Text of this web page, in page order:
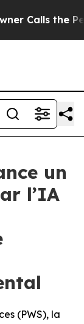
the
un
l’IA
(PWS), la